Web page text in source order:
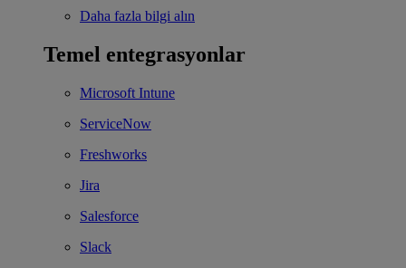
Daha fazla bilgi alın
Temel entegrasyonlar
Microsoft Intune
ServiceNow
Freshworks
Jira
Salesforce
Slack